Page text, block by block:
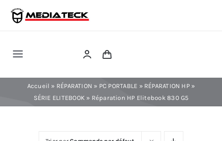
Skip
Toggle
Navigation
RÉPARATION
Accueil » RÉPARATION » PC PORTABLE » RÉPARATION HP»
SÉRIE ELITEBOOK » Réparation HP Elitebook 830 G5